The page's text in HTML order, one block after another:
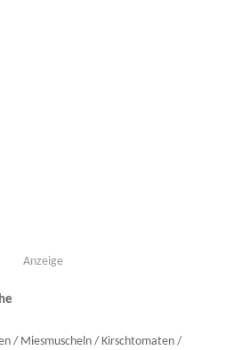
Anzeige
/ Miesmuscheln / Kirschtomaten /